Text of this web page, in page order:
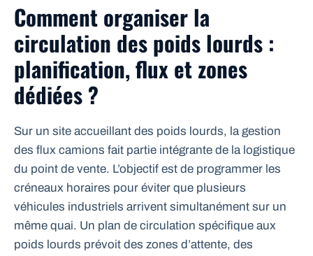
Comment organiser la
circulation des poids lourds :
planification, flux et zones
dédiées ?
Sur un site accueillant des poids lourds, la gestion
des flux camions fait partie intégrante de la logistique
du point de vente. L’objectif est de programmer les
créneaux horaires pour éviter que plusieurs
véhicules industriels arrivent simultanément sur un
même quai. Un plan de circulation spécifique aux
poids lourds prévoit des zones d’attente, des